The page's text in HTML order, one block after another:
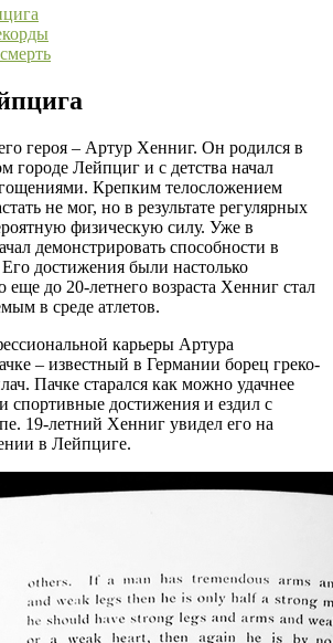
героя – Артур Хенниг. Он родился в
городе Лейпциг и с детства начал
Крепким телосложением
не мог, но в результате регулярных
физическую силу. Уже в
демонстрировать способности в
достижения были настолько
до 20-летнего возраста Хенниг стал
в среде атлетов.
карьеры Артура
– известный в Германии борец греко-
Пачке старался как можно удачнее
спортивные достижения и ездил с
19-летний Хенниг увидел его на
в Лейпциге.